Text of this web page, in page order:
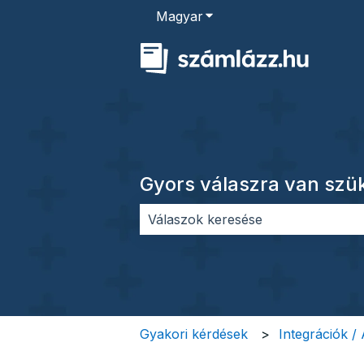
MagyarAlmenü megjelenítése
Gyors válaszra van
Gyakori kérdések Integrációk /